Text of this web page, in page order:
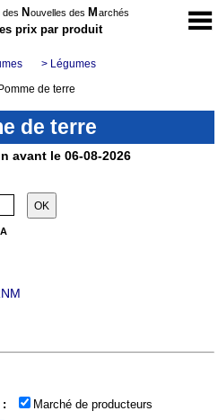
des N ouvelles des M archés
prix par produit
> Légumes
de terre
de terre
avant le 06-08-2026
Marché de producteurs